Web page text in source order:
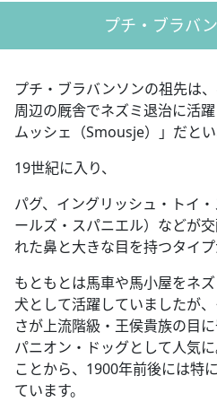
プチ・ブラバ
プチ・ブラバンソンの祖先は
周辺の厩舎でネズミ退治に活
ムッシェ（Smousje）」だとい
19世紀に入り、
パグ、イングリッシュ・トイ
ールズ・スパニエル）などが
れた鼻と大きな目を持つタイプ
もともとは馬車や馬小屋をネ
犬として活躍していましたが
さが上流階級・王侯貴族の目
パニオン・ドッグとして人気
ことから、1900年前後には特
ています。